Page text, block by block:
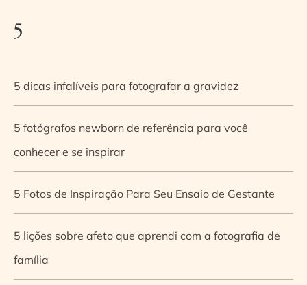
5
5 dicas infalíveis para fotografar a gravidez
5 fotógrafos newborn de referência para você
conhecer e se inspirar
5 Fotos de Inspiração Para Seu Ensaio de Gestante
5 lições sobre afeto que aprendi com a fotografia de
família